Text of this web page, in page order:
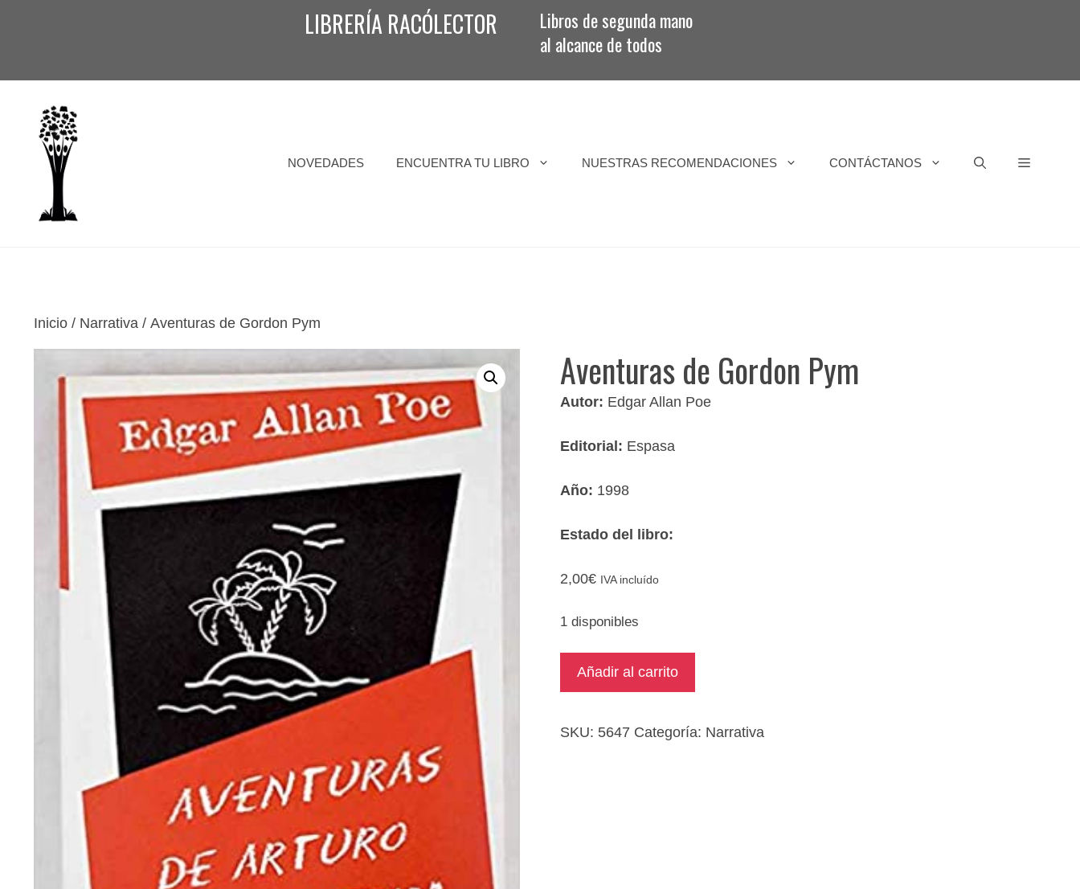
LIBRERÍA RACÓLECTOR
Libros de segunda mano
al alcance de todos
NOVEDADES ENCUENTRA TU LIBRO NUESTRAS RECOMENDACIONES CONTÁCTANOS
Inicio / Narrativa / Aventuras de Gordon Pym
Aventuras de Gordon Pym
Autor: Edgar Allan Poe
Editorial: Espasa
Año: 1998
Estado del libro:
2,00€ IVA incluído
1 disponibles
Aventuras
Pym
Añadir al carrito
SKU: 5647 Categoría: Narrativa